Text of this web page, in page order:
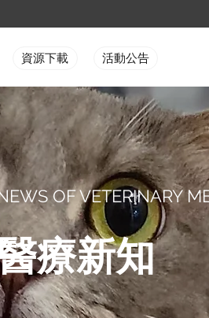
資源下載 活動公告
OF VETERINARY
療新知